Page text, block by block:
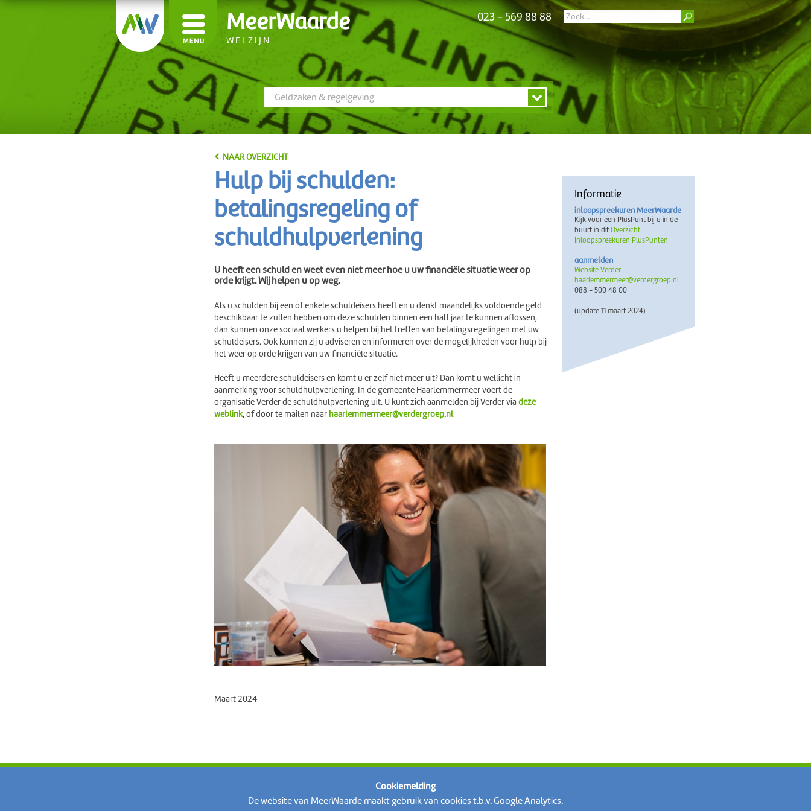
MeerWaarde
WELZIJN
023 - 569 88 88
Geldzaken & regelgeving
NAAR OVERZICHT
Informatie
inloopspreekuren MeerWaarde
Kijk voor een PlusPunt bij u in de
buurt in dit Overzicht
Inloopspreekuren PlusPunten
aanmelden
Website Verder
haarlemmermeer@verdergroep.nl
088 - 500 48 00
(update 11 maart 2024)
Hulp bij schulden:
betalingsregeling of
schuldhulpverlening
U heeft een schuld en weet even niet meer hoe u uw financiële situatie weer op
orde krijgt. Wij helpen u op weg.
Als u schulden bij een of enkele schuldeisers heeft en u denkt maandelijks voldoende geld
beschikbaar te zullen hebben om deze schulden binnen een half jaar te kunnen aflossen,
dan kunnen onze sociaal werkers u helpen bij het treffen van betalingsregelingen met uw
schuldeisers. Ook kunnen zij u adviseren en informeren over de mogelijkheden voor hulp bij
het weer op orde krijgen van uw financiële situatie.
Heeft u meerdere schuldeisers en komt u er zelf niet meer uit? Dan komt u wellicht in
aanmerking voor schuldhulpverlening. In de gemeente Haarlemmermeer voert de
organisatie Verder de schuldhulpverlening uit. U kunt zich aanmelden bij Verder via deze
weblink, of door te mailen naar haarlemmermeer@verdergroep.nl
Maart 2024
Meer informatie of op zoek naar een leuke baan bij ons?
informatie@meerwaarde.nl
Cookiemelding
De website van MeerWaarde maakt gebruik van cookies t.b.v. Google Analytics.